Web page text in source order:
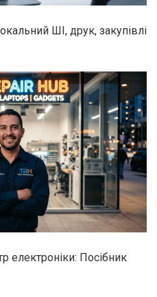
ШІ, друк, закупівлі
електроніки: Посібник